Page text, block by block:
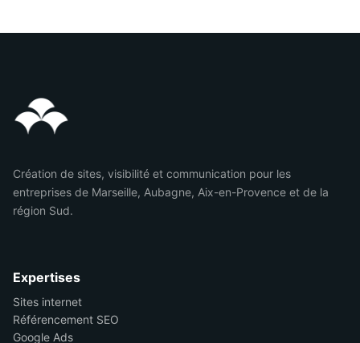
Création de sites, visibilité et communication pour les
entreprises de Marseille, Aubagne, Aix-en-Provence et de la
région Sud.
Expertises
Sites internet
Référencement SEO
Google Ads